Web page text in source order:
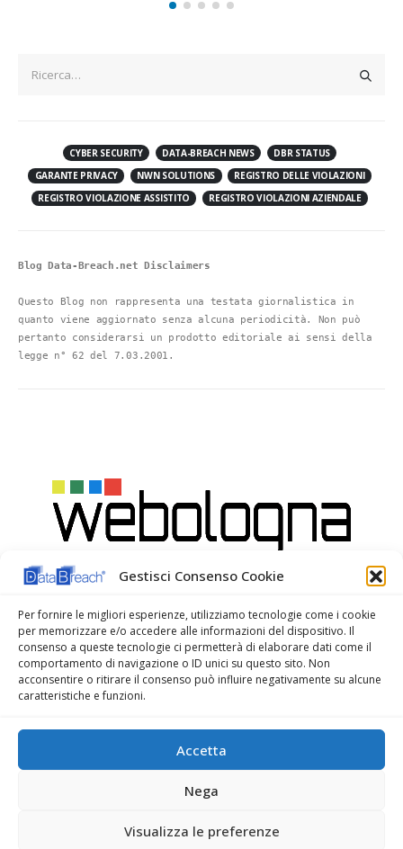
Gestisci Consenso Cookie
Per fornire le migliori esperienze, utilizziamo tecnologie come i cookie
per memorizzare e/o accedere alle informazioni del dispositivo. Il
consenso a queste tecnologie ci permetterà di elaborare dati come il
comportamento di navigazione o ID unici su questo sito. Non
acconsentire o ritirare il consenso può influire negativamente su alcune
caratteristiche e funzioni.
Accetta
Nega
Visualizza le preferenze
CYBER SECURITY DATA-BREACH NEWS
DBR STATUS
GARANTE PRIVACY
NWN SOLUTIONS
REGISTRO DELLE VIOLAZIONI
Blog Data-Breach.net Disclaimers
Questo Blog non rappresenta una testata giornalistica in
quanto viene aggiornato senza alcuna periodicità. Non può
WeBologna Web Agency